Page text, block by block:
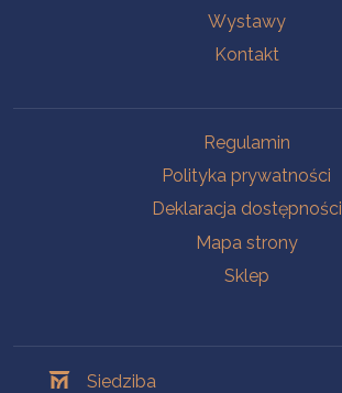
Wystawy
Kontakt
Regulamin
Polityka prywatności
Deklaracja dostępności
Mapa strony
Sklep
Siedziba